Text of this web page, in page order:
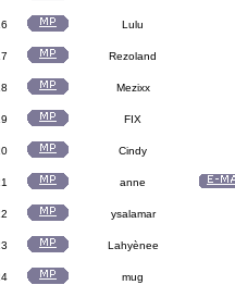
Lulu
Rezoland
Mezixx
FIX
Cindy
anne
ysalamar
Lahyènee
mug